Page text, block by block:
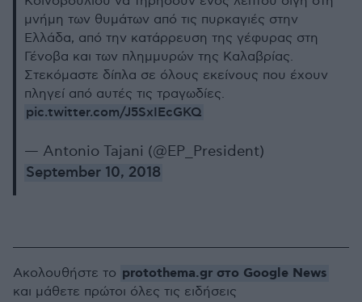
μνήμη των θυμάτων από τις πυρκαγιές στην
Ελλάδα, από την κατάρρευση της γέφυρας στη
Γένοβα και των πλημμυρών της Καλαβρίας.
Στεκόμαστε δίπλα σε όλους εκείνους που έχουν
πληγεί από αυτές τις τραγωδίες.
pic.twitter.com/J5SxIEcGKQ
— Antonio Tajani (@EP_President)
September 10, 2018
Ακολουθήστε το protothema.gr στο Google News
και μάθετε πρώτοι όλες τις ειδήσεις